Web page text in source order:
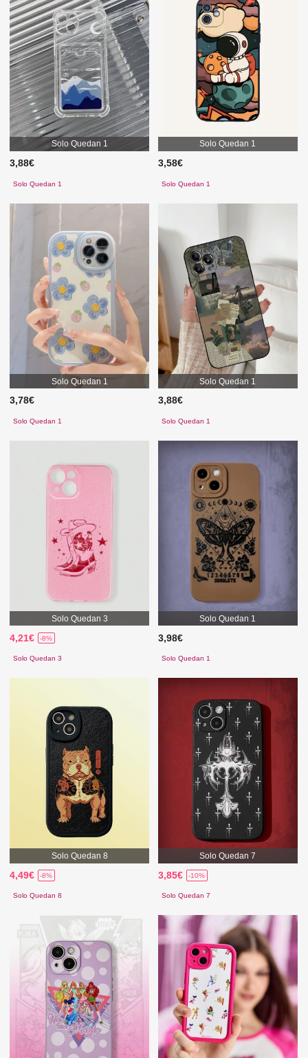
Solo Quedan 1
3,88€
Solo Quedan 1
Solo Quedan 1
3,58€
Solo Quedan 1
Solo Quedan 1
3,78€
Solo Quedan 1
Solo Quedan 1
3,88€
Solo Quedan 1
Solo Quedan 3
4,21€ -8%
Solo Quedan 3
Solo Quedan 1
3,98€
Solo Quedan 1
Solo Quedan 8
4,49€ -8%
Solo Quedan 8
Solo Quedan 7
3,85€ -10%
Solo Quedan 7